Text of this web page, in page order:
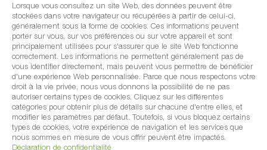
Lorsque vous consultez un site Web, des données peuvent être
stockées dans votre navigateur ou récupérées à partir de celui-ci,
généralement sous la forme de cookies. Ces informations peuvent
porter sur vous, sur vos préférences ou sur votre appareil et sont
principalement utilisées pour s'assurer que le site Web fonctionne
correctement. Les informations ne permettent généralement pas de
vous identifier directement, mais peuvent vous permettre de bénéficier
d'une expérience Web personnalisée. Parce que nous respectons votre
droit à la vie privée, nous vous donnons la possibilité de ne pas
autoriser certains types de cookies. Cliquez sur les différentes
catégories pour obtenir plus de détails sur chacune d'entre elles, et
modifier les paramètres par défaut. Toutefois, si vous bloquez certains
types de cookies, votre expérience de navigation et les services que
nous sommes en mesure de vous offrir peuvent être impactés.
Déclaration de confidentialité